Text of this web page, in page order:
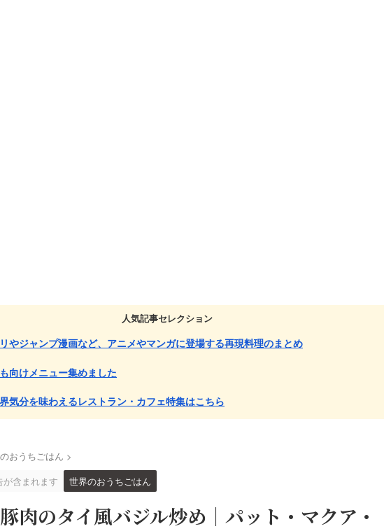
人気記事セレクション
やジャンプ漫画など、アニメやマンガに登場する再現料理のまとめ
向けメニュー集めました
気分を味わえるレストラン・カフェ特集はこちら
おうちごはん >
含まれます
世界のおうちごはん
肉のタイ風バジル炒め｜パット・マクア・